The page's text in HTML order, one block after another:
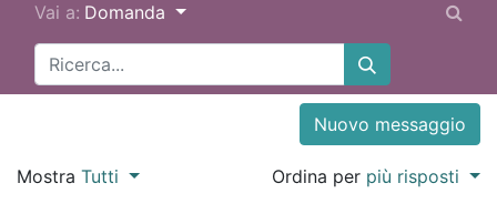
Vai a: Domanda
Nuovo messaggio
Mostra Tutti Ordina per più risposti